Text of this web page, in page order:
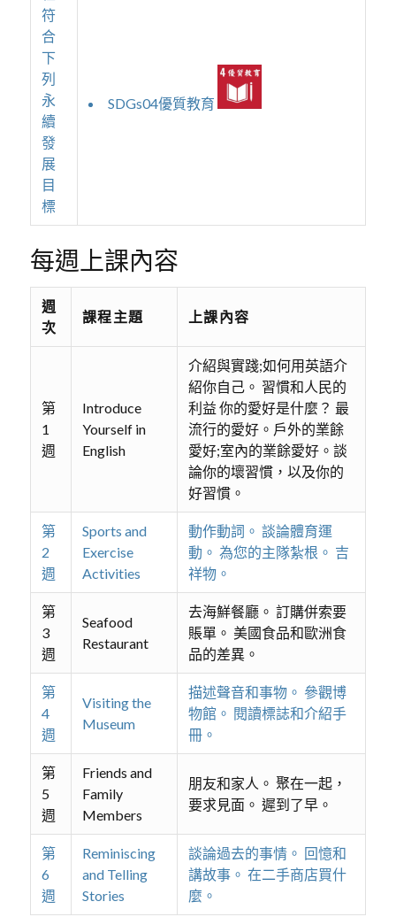
符
合
下
列
永
續
發
展
目
標
SDGs04優質教育
每週上課內容
週
次
課程主題 上課內容
第
1
週
Introduce
Yourself in
English
介紹與實踐;如何用英語介
紹你自己。 習慣和人民的
利益 你的愛好是什麼？ 最
流行的愛好。戶外的業餘
愛好;室內的業餘愛好。談
論你的壞習慣，以及你的
好習慣。
第
2
週
Sports and
Exercise
Activities
動作動詞。 談論體育運
動。 為您的主隊紮根。 吉
祥物。
第
3
週
Seafood
Restaurant
去海鮮餐廳。 訂購併索要
賬單。 美國食品和歐洲食
品的差異。
第
4
週
Visiting the
Museum
描述聲音和事物。 參觀博
物館。 閱讀標誌和介紹手
冊。
第
5
週
Friends and
Family
Members
朋友和家人。 聚在一起，
要求見面。 遲到了早。
第
6
週
Reminiscing
and Telling
Stories
談論過去的事情。 回憶和
講故事。 在二手商店買什
麼。